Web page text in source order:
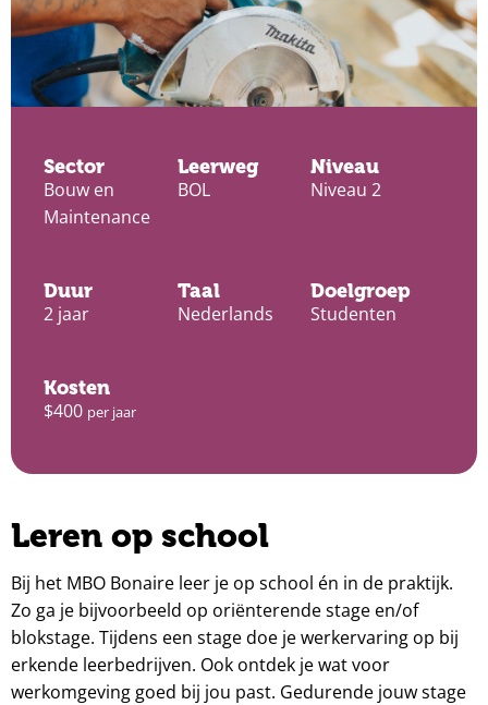
Sector
Bouw en
Maintenance
Leerweg
BOL
Niveau
Niveau 2
Duur
2 jaar
Taal
Nederlands
Doelgroep
Studenten
Kosten
$400 per jaar
Leren op school
Bij het MBO Bonaire leer je op school én in de praktijk.
Zo ga je bijvoorbeeld op oriënterende stage en/of
blokstage. Tijdens een stage doe je werkervaring op bij
erkende leerbedrijven. Ook ontdek je wat voor
werkomgeving goed bij jou past. Gedurende jouw stage